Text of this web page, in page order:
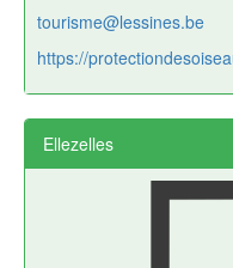
tourisme@lessines.be
https://
Ellezelles